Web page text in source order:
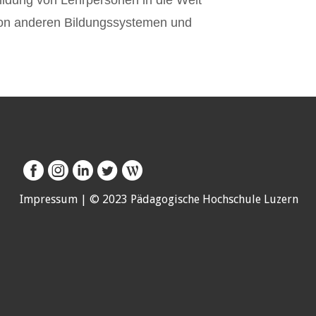
anderen Bildungssystemen und
Impressum| © 2023 Pädagogische Hochschule Luzern